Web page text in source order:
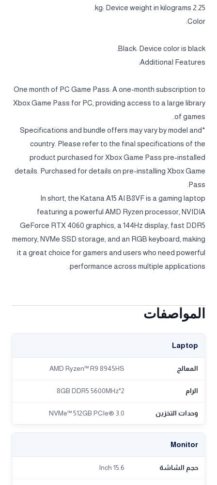
2.25 kg: Device weight in kilograms.
Color:
Black: Device color is black.
Additional Features:
One month of PC Game Pass: A one-month subscription to
Xbox Game Pass for PC, providing access to a large library
of games.
*Specifications and bundle offers may vary by model and
country. Please refer to the final specifications of the
product purchased for Xbox Game Pass pre-installed
details. Purchased for details on pre-installing Xbox Game
Pass.
In short, the Katana A15 AI B8VF is a gaming laptop
featuring a powerful AMD Ryzen processor, NVIDIA
GeForce RTX 4060 graphics, a 144Hz display, fast DDR5
memory, NVMe SSD storage, and an RGB keyboard, making
it a great choice for gamers and users who need powerful
performance across multiple applications.
المواصفات
Laptop
المعالج AMD Ryzen™ R9 8945HS
الرام 2*8GB DDR5 5600MHz
وحدات التخزين NVMe™ 512GB PCIe® 3.0
Monitor
حجم الشاشة 15.6 Inch